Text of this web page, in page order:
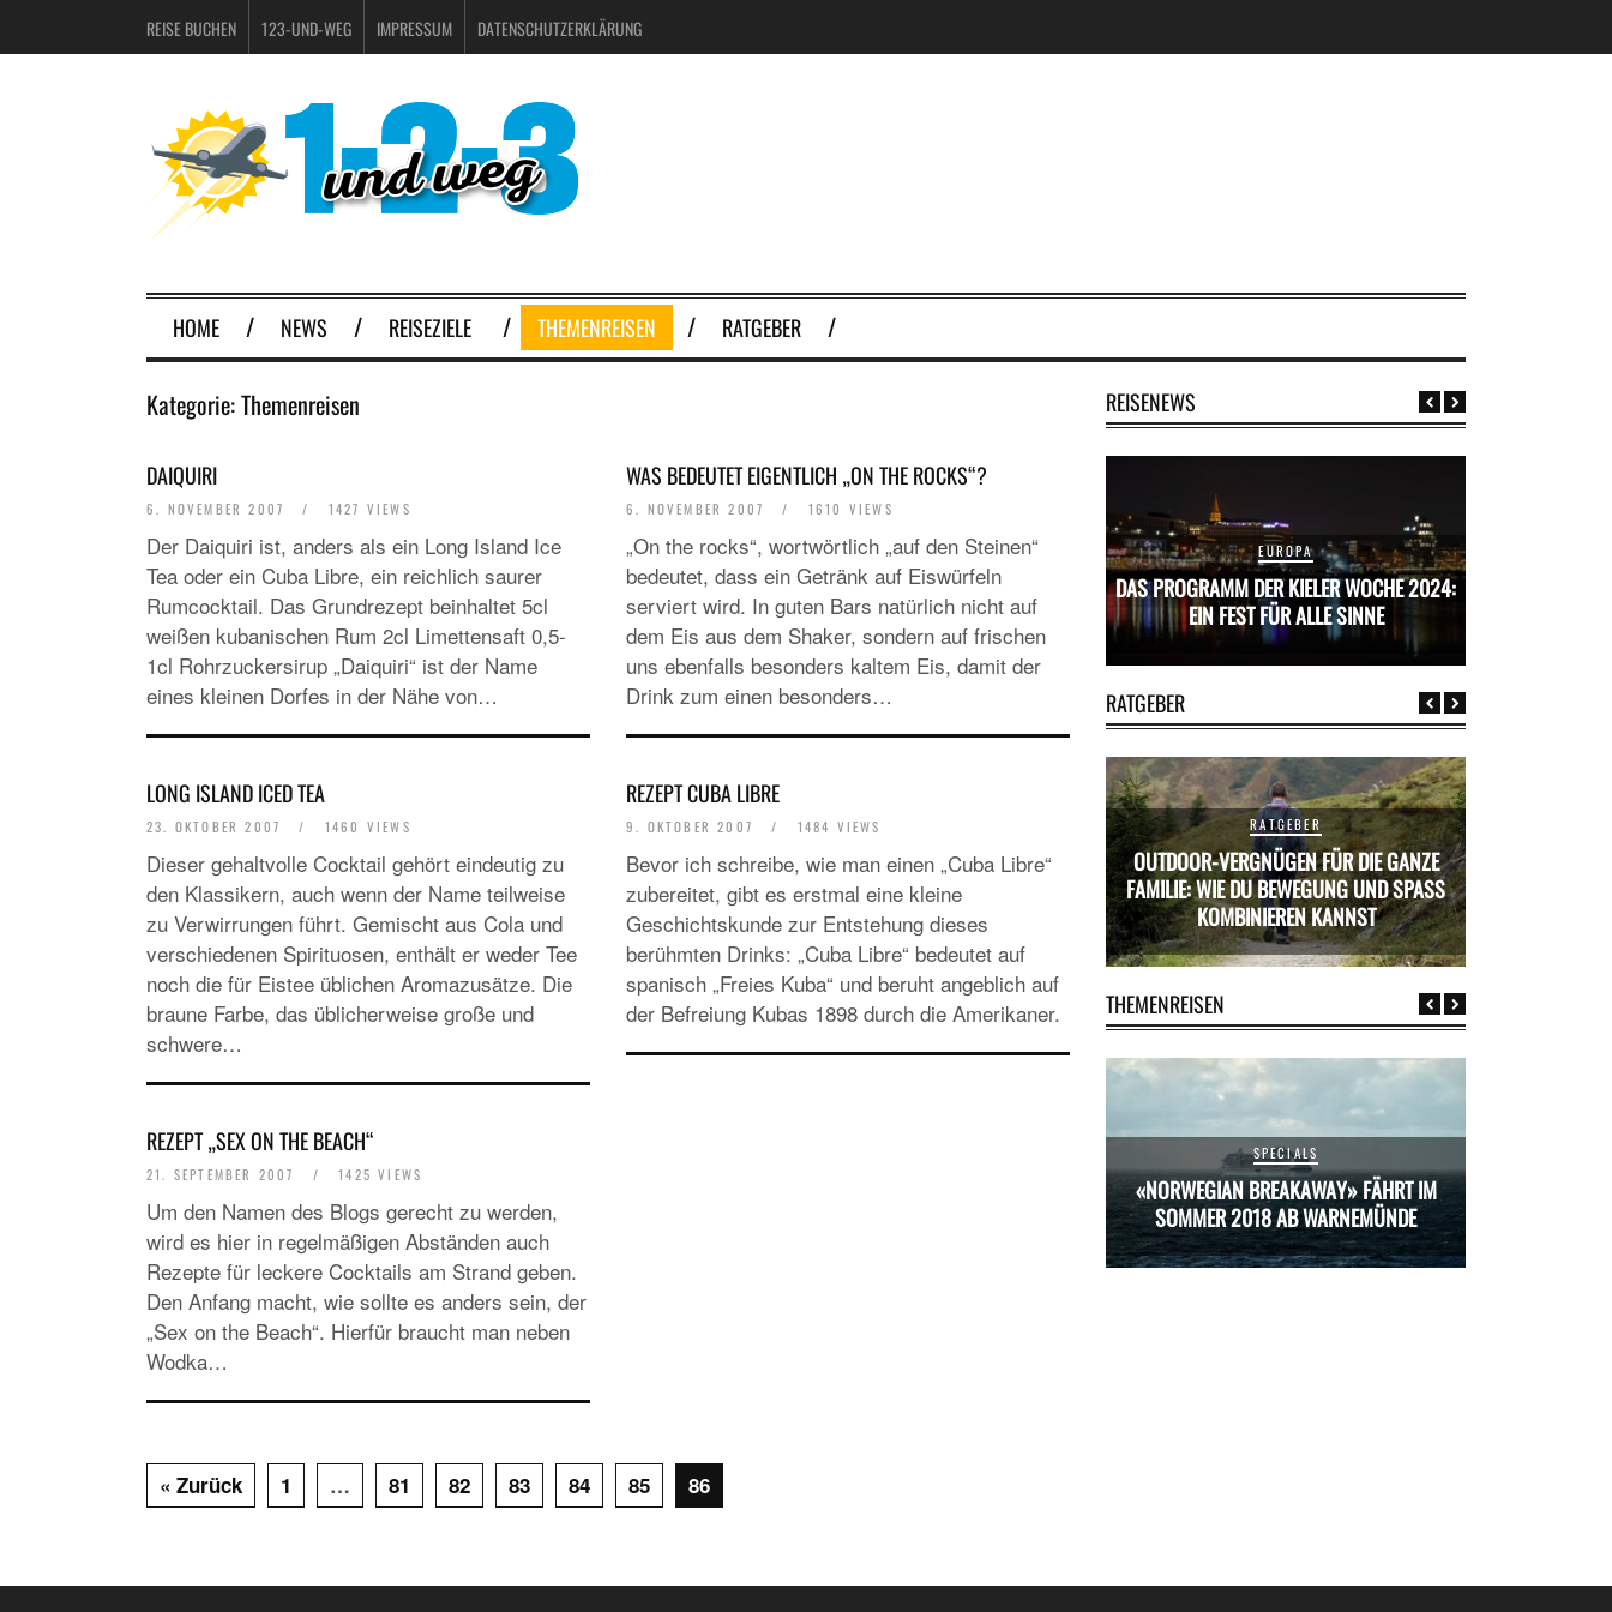
REISE BUCHEN 123-UND-WEG IMPRESSUM DATENSCHUTZERKLÄRUNG
HOME NEWS REISEZIELE THEMENREISEN RATGEBER
Kategorie:Themenreisen
DAIQUIRI
6. NOVEMBER 2007 / 1427 VIEWS
Der Daiquiri ist, anders als ein Long Island Ice
Tea oder ein Cuba Libre, ein reichlich saurer
Rumcocktail. Das Grundrezept beinhaltet 5cl
weißen kubanischen Rum 2cl Limettensaft 0,5-
1cl Rohrzuckersirup „Daiquiri“ ist der Name
eines kleinen Dorfes in der Nähe von…
WAS BEDEUTET EIGENTLICH „ON THE ROCKS“?
6. NOVEMBER 2007 / 1610 VIEWS
„On the rocks“, wortwörtlich „auf den Steinen“
bedeutet, dass ein Getränk auf Eiswürfeln
serviert wird. In guten Bars natürlich nicht auf
dem Eis aus dem Shaker, sondern auf frischen
uns ebenfalls besonders kaltem Eis, damit der
Drink zum einen besonders…
LONG ISLAND ICED TEA
23. OKTOBER 2007 / 1460 VIEWS
Dieser gehaltvolle Cocktail gehört eindeutig zu
den Klassikern, auch wenn der Name teilweise
zu Verwirrungen führt. Gemischt aus Cola und
verschiedenen Spirituosen, enthält er weder Tee
noch die für Eistee üblichen Aromazusätze. Die
braune Farbe, das üblicherweise große und
schwere…
REZEPT CUBA LIBRE
9. OKTOBER 2007 / 1484 VIEWS
Bevor ich schreibe, wie man einen „Cuba Libre“
zubereitet, gibt es erstmal eine kleine
Geschichtskunde zur Entstehung dieses
berühmten Drinks: „Cuba Libre“ bedeutet auf
spanisch „Freies Kuba“ und beruht angeblich auf
der Befreiung Kubas 1898 durch die Amerikaner.
REZEPT „SEX ON THE BEACH“
21. SEPTEMBER 2007 / 1425 VIEWS
Um den Namen des Blogs gerecht zu werden,
wird es hier in regelmäßigen Abständen auch
Rezepte für leckere Cocktails am Strand geben.
Den Anfang macht, wie sollte es anders sein, der
„Sex on the Beach“. Hierfür braucht man neben
Wodka…
« Zurück 1 … 81 82 83 84 85 86
REISENEWS
EUROPA
DAS PROGRAMM DER KIELER WOCHE 2024:
EIN FEST FÜR ALLE SINNE
EUROPA
DAS PROGRAMM DER KIELER WOCHE 2024:
EIN FEST FÜR ALLE SINNE
RATGEBER
MIETWAGEN BUCHEN: TIPPS & TRICKS FÜR
PREISVORTEILE
RATGEBER
OUTDOOR-VERGNÜGEN FÜR DIE GANZE
FAMILIE: WIE DU BEWEGUNG UND SPASS K
OMBINIEREN KANNST
THEMENREISEN
SPECIALS
«NORWEGIAN BREAKAWAY» FÄHRT IM
SOMMER 2018 AB WARNEMÜNDE